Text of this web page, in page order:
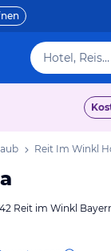
Hotel, Reiseziel
Reit Im Winkl
Reit im Winkl